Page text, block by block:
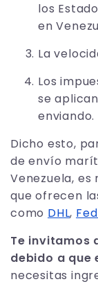
los
en
La
Los
se
enviando.
Dicho esto,
de envío
Venezuela,
que ofrecen
como DHL,
Te invitamos
debido a que
necesitas